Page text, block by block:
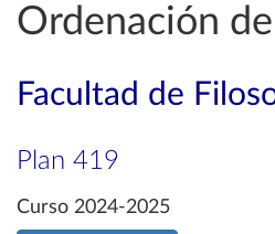
Ordenación
Facultad de
Plan 419
Curso 2024-2025